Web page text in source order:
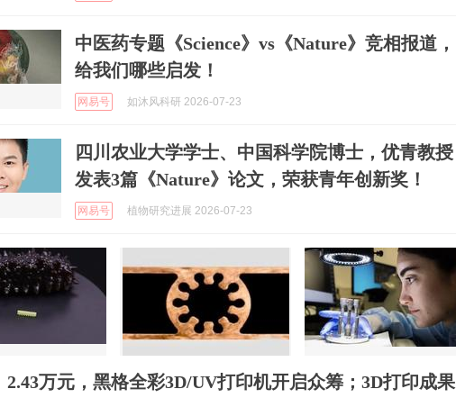
中医药专题《Science》vs《Nature》竞相报道，
给我们哪些启发！
网易号 如沐风科研 2026-07-23
四川农业大学学士、中国科学院博士，优青教授
发表3篇《Nature》论文，荣获青年创新奖！
网易号 植物研究进展 2026-07-23
2.43万元，黑格全彩3D/UV打印机开启众筹；3D打印成果